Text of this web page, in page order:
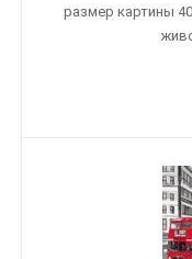
размер картины